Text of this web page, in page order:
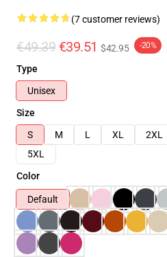
(7 customer reviews)
€49.39 €39.51 $42.95 -20%
Type
Unisex
Size
S
M L XL 2XL
5XL
Color
Default